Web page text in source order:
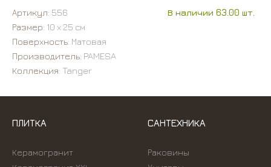
Артикул: 556
В наличии 63.00 шт.
Размер: 10 х 25 см
Поверхность: Матовая
Производитель: PAMESA
Коллекция: Tanger
ПЛИТКА
Керамогранит
САНТЕХНИКА
Раковины